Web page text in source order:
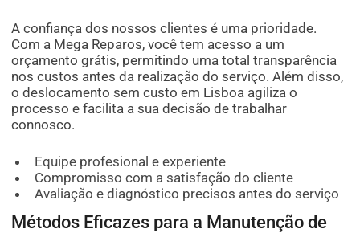
A confiança dos nossos clientes é uma prioridade.
Com a Mega Reparos, você tem acesso a um
orçamento grátis, permitindo uma total transparência
nos custos antes da realização do serviço. Além disso,
o deslocamento sem custo em Lisboa agiliza o
processo e facilita a sua decisão de trabalhar
connosco.
Equipe profesional e experiente
Compromisso com a satisfação do cliente
Avaliação e diagnóstico precisos antes do serviço
Métodos Eficazes para a Manutenção de